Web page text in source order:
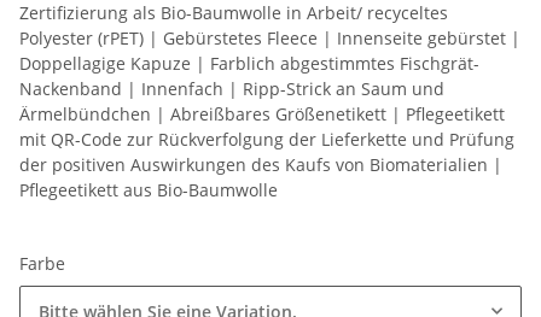
Zertifizierung als Bio-Baumwolle in Arbeit/ recyceltes
Polyester (rPET) | Gebürstetes Fleece | Innenseite gebürstet |
Doppellagige Kapuze | Farblich abgestimmtes Fischgrät-
Nackenband | Innenfach | Ripp-Strick an Saum und
Ärmelbündchen | Abreißbares Größenetikett | Pflegeetikett
mit QR-Code zur Rückverfolgung der Lieferkette und Prüfung
der positiven Auswirkungen des Kaufs von Biomaterialien |
Pflegeetikett aus Bio-Baumwolle
Farbe
Bitte wählen Sie eine Variation.